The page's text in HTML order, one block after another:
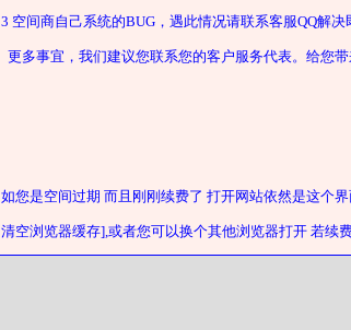
3 空间商自己系统的BUG，遇此情况请联系客服QQ解决
更多事宜，我们建议您联系您的客户服务代表。给您
如您是空间过期 而且刚刚续费了 打开网站依然是这个
清空浏览器缓存],或者您可以换个其他浏览器打开 若续